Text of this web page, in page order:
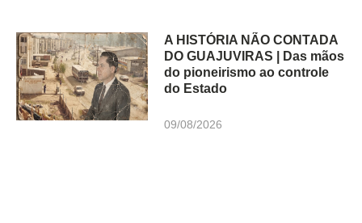
A HISTÓRIA NÃO CONTADA
DO GUAJUVIRAS | Das mãos
do pioneirismo ao controle
do Estado
09/08/2026